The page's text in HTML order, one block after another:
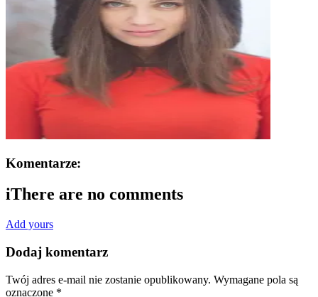
Komentarze:
iThere are no comments
Add yours
Dodaj komentarz
Twój adres e-mail nie zostanie opublikowany. Wymagane pola są
oznaczone *